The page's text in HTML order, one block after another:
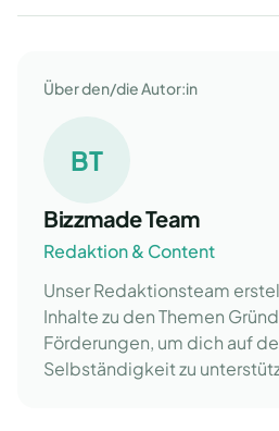
Über den/die Autor:in
BT
Bizzmade Team
Redaktion & Content
Unser Redaktionsteam
Inhalte zu den Themen
Förderungen, um dich auf
Selbständigkeit zu